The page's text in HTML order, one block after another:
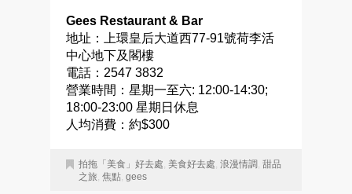
Gees Restaurant & Bar
地址：上環皇后大道西77-91號荷李活
中心地下及閣樓
電話：2547 3832
營業時間：星期一至六: 12:00-14:30;
18:00-23:00 星期日休息
人均消費：約$300
拍拖「美食」好去處, 美食好去處, 浪漫情調 , 甜品
之旅, 焦點, gees